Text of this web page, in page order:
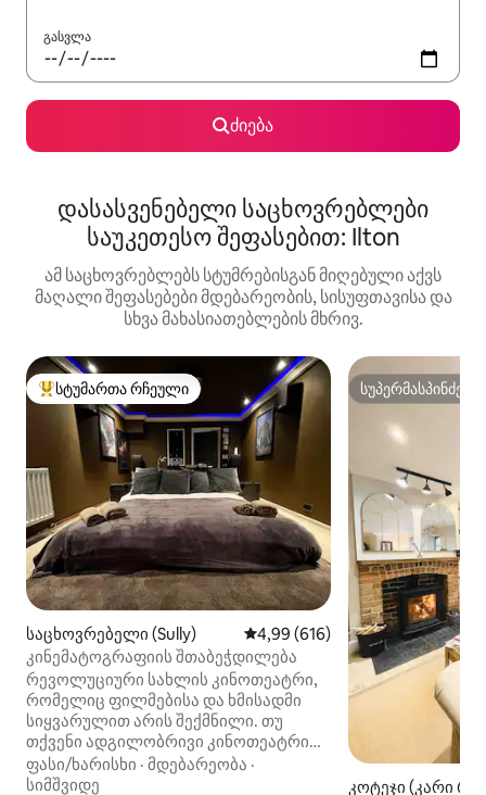
გასვლა
ძიება
დასასვენებელი საცხოვრებლები
საუკეთესო შეფასებით: Ilton
ამ საცხოვრებლებს სტუმრებისგან მიღებული აქვს
მაღალი შეფასებები მდებარეობის, სისუფთავისა და
სხვა მახასიათებლების მხრივ.
სტუმართა რჩეული მოწინავე ვარიანტი
სტუმართა რჩეული
საცხოვრებელი (Sully) საშუალო შეფასებაა 5‑დან
4,99 (616)
კინემატოგრაფიის შთაბეჭდილება
რევოლუციური სახლის კინოთეატრი,
რომელიც ფილმებისა და ხმისადმი
სიყვარულით არის შექმნილი. თუ
თქვენი ადგილობრივი კინოთეატრი
მოგწონთ, მაშინ ჩვენი შემოთავაზება
ნამდვილად დაგახარებთ! თქვენ
ფასი/ხარისხი · მდებარეობა ·
სიმშვიდე
კოტეჯი (კარი